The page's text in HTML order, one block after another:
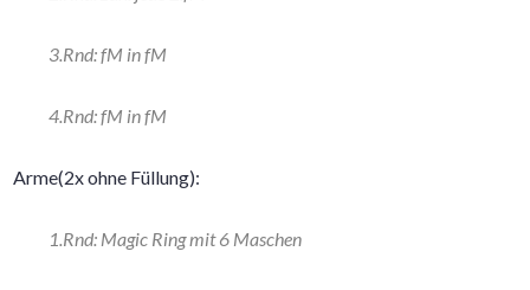
3.Rnd: fM in fM
4.Rnd: fM in fM
Arme(2x ohne Füllung):
1.Rnd: Magic Ring mit 6 Maschen